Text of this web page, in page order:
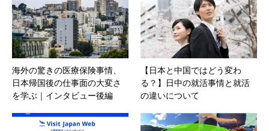
海外の驚きの医療保険事情、
日本帰国後の仕事面の大変さ
を学ぶ｜インタビュー後編
【日本と中国ではどう変わ
る？】日中の就活事情と就活
の違いについて